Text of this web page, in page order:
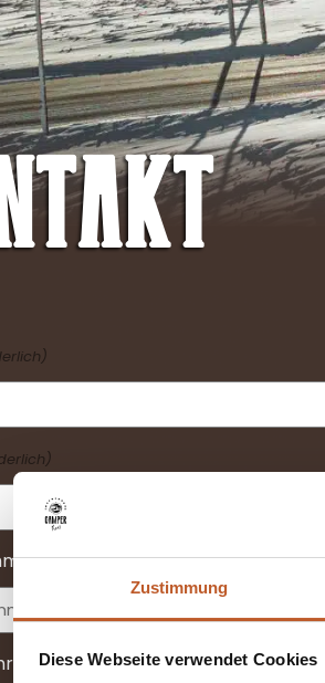
Zustimmung
Diese Webseite verwendet Cookies
(erforderlich)
Frage (erforderlich)